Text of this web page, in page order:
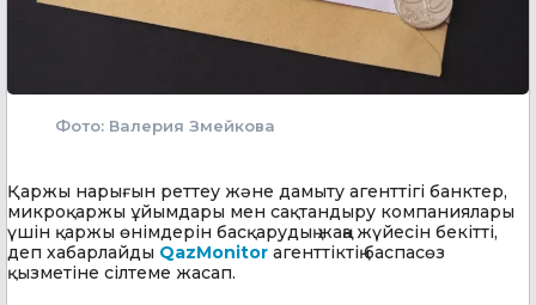
Фото: Валерия Змейкова
Қаржы нарығын реттеу және дамыту агенттігі банктер,
микроқаржы ұйымдары мен сақтандыру компаниялары
үшін қаржы өнімдерін басқарудың жаңа жүйесін бекітті,
деп хабарлайды QazMonitor агенттіктің баспасөз
қызметіне сілтеме жасап.